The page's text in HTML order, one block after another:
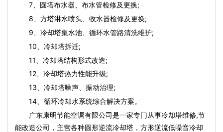
7、圆塔布水器、布水管检修及更换;
8、方塔淋水喷头、收水器检修及更换;
9、冷却塔集水池、循环水管路清洗维护;
10、冷却塔拆迁;
11、冷却塔结构形式改造;
12、冷却塔热力性能升级;
13、冷却塔噪声、振动治理;
14、循环冷却水系统综合解决方案。
广东康明节能空调有限公司是一家专门从事冷却塔维修,节
能改造公司，主营各种圆形逆流冷却塔，方形逆流低噪音冷却